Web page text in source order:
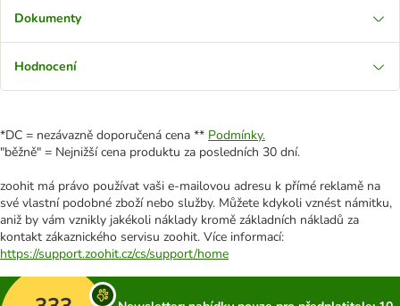
Dokumenty
Hodnocení
*DC = nezávazně doporučená cena ** Podmínky.
"běžně" = Nejnižší cena produktu za posledních 30 dní.
zoohit má právo používat vaši e-mailovou adresu k přímé reklamě na
své vlastní podobné zboží nebo služby. Můžete kdykoli vznést námitku,
aniž by vám vznikly jakékoli náklady kromě základních nákladů za
kontakt zákaznického servisu zoohit. Více informací:
https://support.zoohit.cz/cs/support/home